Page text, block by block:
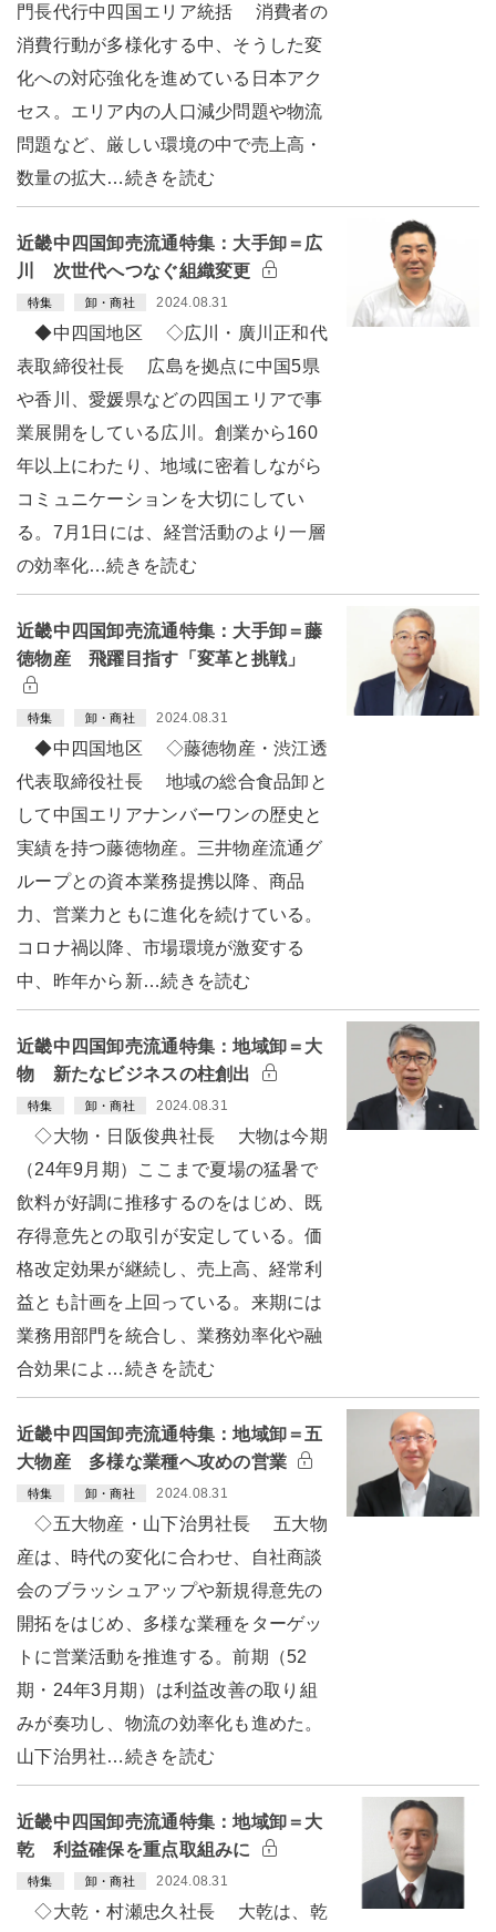
門長代行中四国エリア統括 消費者の
消費行動が多様化する中、そうした変
化への対応強化を進めている日本アク
セス。エリア内の人口減少問題や物流
問題など、厳しい環境の中で売上高・
数量の拡大…続きを読む
近畿中四国卸売流通特集：大手卸＝広
川 次世代へつなぐ組織変更
特集 卸・商社 2024.08.31
◆中四国地区 ◇広川・廣川正和代
表取締役社長 広島を拠点に中国5県
や香川、愛媛県などの四国エリアで事
業展開をしている広川。創業から160
年以上にわたり、地域に密着しながら
コミュニケーションを大切にしてい
る。7月1日には、経営活動のより一層
の効率化…続きを読む
近畿中四国卸売流通特集：大手卸＝藤
徳物産 飛躍目指す「変革と挑戦」
特集 卸・商社 2024.08.31
◆中四国地区 ◇藤徳物産・渋江透
代表取締役社長 地域の総合食品卸と
して中国エリアナンバーワンの歴史と
実績を持つ藤徳物産。三井物産流通グ
ループとの資本業務提携以降、商品
力、営業力ともに進化を続けている。
コロナ禍以降、市場環境が激変する
中、昨年から新…続きを読む
近畿中四国卸売流通特集：地域卸＝大
物 新たなビジネスの柱創出
特集 卸・商社 2024.08.31
◇大物・日阪俊典社長 大物は今期
（24年9月期）ここまで夏場の猛暑で
飲料が好調に推移するのをはじめ、既
存得意先との取引が安定している。価
格改定効果が継続し、売上高、経常利
益とも計画を上回っている。来期には
業務用部門を統合し、業務効率化や融
合効果によ…続きを読む
近畿中四国卸売流通特集：地域卸＝五
大物産 多様な業種へ攻めの営業
特集 卸・商社 2024.08.31
◇五大物産・山下治男社長 五大物
産は、時代の変化に合わせ、自社商談
会のブラッシュアップや新規得意先の
開拓をはじめ、多様な業種をターゲッ
トに営業活動を推進する。前期（52
期・24年3月期）は利益改善の取り組
みが奏功し、物流の効率化も進めた。
山下治男社…続きを読む
近畿中四国卸売流通特集：地域卸＝大
乾 利益確保を重点取組みに
特集 卸・商社 2024.08.31
◇大乾・村瀬忠久社長 大乾は、乾